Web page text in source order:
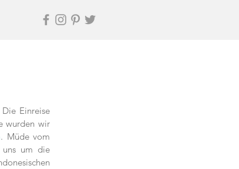
Einreise
wurden wir
. Müde vom
uns um die